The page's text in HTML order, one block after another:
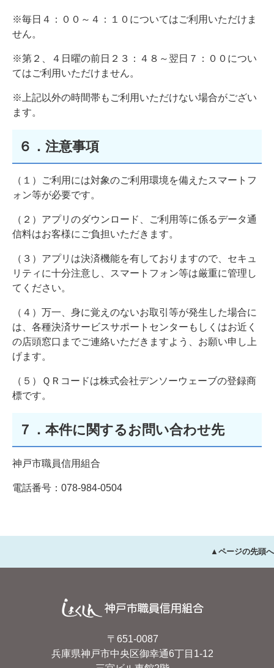
※毎日４：００～４：１０についてはご利用いただけま
せん。
※第２、４日曜の前日２３：４８～翌日７：００につい
てはご利用いただけません。
※上記以外の時間帯もご利用いただけない場合がござい
ます。
６．注意事項
（１）ご利用には対象のご利用環境を備えたスマートフ
ォン等が必要です。
（２）アプリのダウンロード、ご利用等に係るデータ通
信料はお客様にご負担いただきます。
（３）アプリは決済機能を有しておりますので、セキュ
リティに十分注意し、スマートフォン等は厳重に管理し
てください。
（４）万一、身に覚えのないお取引等が発生した場合に
は、各種決済サービスサポートセンターもしくはお近く
の店頭窓口までご連絡いただきますよう、お願い申し上
げます。
（５）ＱＲコードは株式会社デンソーウェーブの登録商
標です。
７．本件に関するお問い合わせ先
神戸市職員信用組合
電話番号：078-984-0504
▲ページの先頭へ
〒651-0087
兵庫県神戸市中央区御幸通6丁目1-12